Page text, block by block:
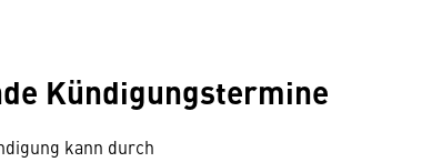
Kündigungstermine
kann durch